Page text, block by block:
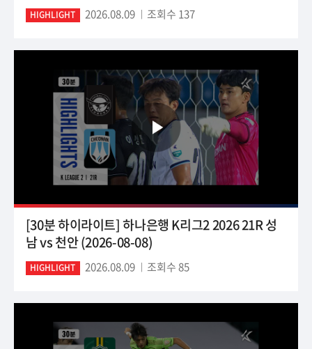
HIGHLIGHT 2026.08.09 조회수 137
[30분 하이라이트] 하나은행 K리그2 2026 21R 성
남 vs 천안 (2026-08-08)
HIGHLIGHT 2026.08.09 조회수 85